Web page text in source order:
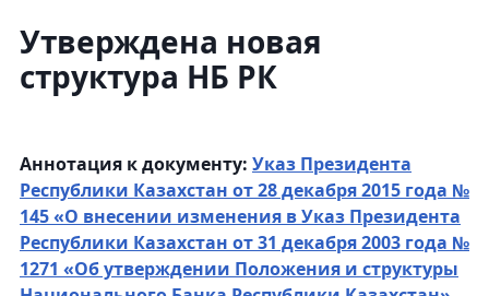
Утверждена новая
структура НБ РК
Аннотация к документу: Указ Президента
Республики Казахстан от 28 декабря 2015 года №
145 «О внесении изменения в Указ Президента
Республики Казахстан от 31 декабря 2003 года №
1271 «Об утверждении Положения и структуры